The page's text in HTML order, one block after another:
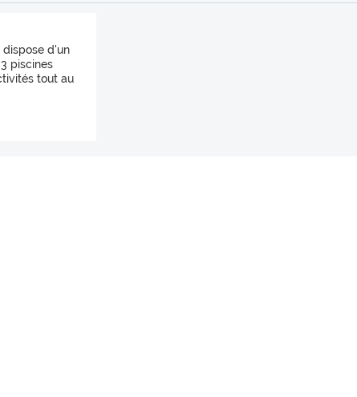
dispose d'un
piscines
tout au